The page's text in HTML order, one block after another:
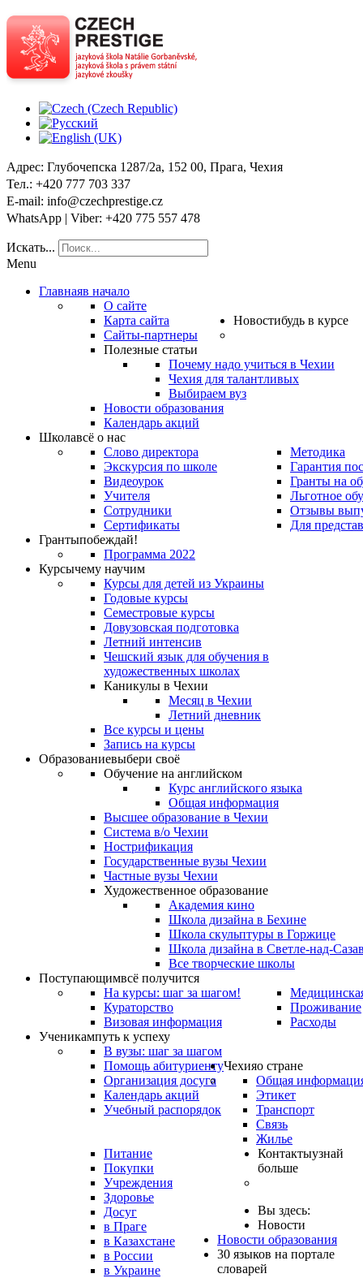
Адрес: Глубочепска 1287/2a, 152 00, Прага, Чехия
Тел.: +420 777 703 337
E-mail: info@czechprestige.cz
WhatsApp | Viber: +420 775 557 478
Искать...
Menu
Главнаяв начало
О сайте
Карта сайта
Сайты-партнеры
Новостибудь в курсе
Полезные статьи
Почему надо учиться в Чехии
Чехия для талантливых
Выбираем вуз
Новости образования
Календарь акций
Школавсё о нас
Слово директора
Экскурсия по школе
Видеоурок
Учителя
Сотрудники
Сертификаты
Методика
Гарантия
Гранты на
Льготное
Отзывы
Для
Грантыпобеждай!
Программа 2022
Курсычему научим
Курсы для детей из Украины
Годовые курсы
Семестровые курсы
Довузовская подготовка
Летний интенсив
Чешский язык для обучения в
художественных школах
Каникулы в Чехии
Месяц в Чехии
Летний дневник
Все курсы и цены
Запись на курсы
Образованиевыбери своё
Обучение на английском
Курс английского языка
Общая информация
Высшее образование в Чехии
Система в/о Чехии
Нострификация
Государственные вузы Чехии
Частные вузы Чехии
Художественное образование
Академия кино
Школа дизайна в Бехине
Школа скульптуры в Горжице
Школа дизайна в Светле-над-
Все творческие школы
Поступающимвсё получится
На курсы: шаг за шагом!
Кураторство
Визовая информация
Проживание
Расходы
Ученикампуть к успеху
В вузы: шаг за шагом
Помощь абитуриенту
Организация досуга
Календарь акций
Учебный распорядок
Чехияо стране
Общая
Этикет
Транспорт
Связь
Жилье
Питание
Покупки
Учреждения
Здоровье
Досуг
Контактыузнай
больше
в Праге
в Казахстане
в России
в Украине
Вы здесь:
Новости
Новости образования
30 языков на портале
словарей